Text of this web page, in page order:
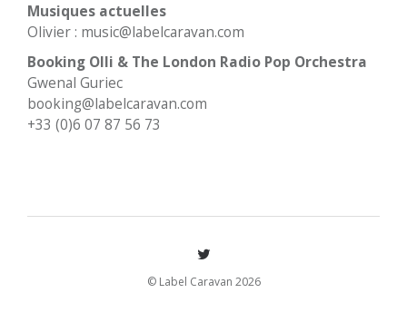
Musiques actuelles
Olivier : music@labelcaravan.com
Booking Olli & The London Radio Pop Orchestra
Gwenal Guriec
booking@labelcaravan.com
+33 (0)6 07 87 56 73
© Label Caravan 2026